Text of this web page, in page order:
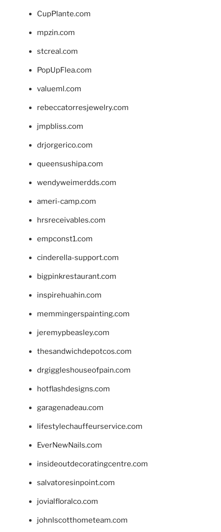
CupPlante.com
mpzin.com
stcreal.com
PopUpFlea.com
valueml.com
rebeccatorresjewelry.com
jmpbliss.com
drjorgerico.com
queensushipa.com
wendyweimerdds.com
ameri-camp.com
hrsreceivables.com
empconst1.com
cinderella-support.com
bigpinkrestaurant.com
inspirehuahin.com
memmingerspainting.com
jeremypbeasley.com
thesandwichdepotcos.com
drgiggleshouseofpain.com
hotflashdesigns.com
garagenadeau.com
lifestylechauffeurservice.com
EverNewNails.com
insideoutdecoratingcentre.com
salvatoresinpoint.com
jovialfloralco.com
johnlscotthometeam.com